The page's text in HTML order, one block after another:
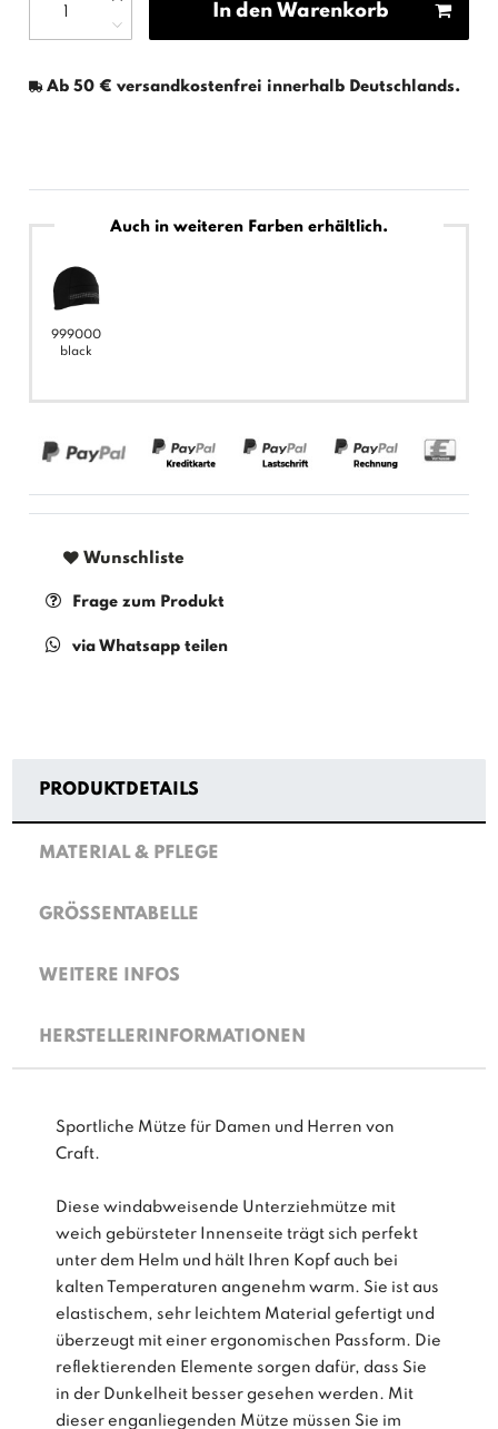
In den Warenkorb
Ab 50 € versandkostenfrei innerhalb Deutschlands.
Auch in weiteren Farben erhältlich.
999000
black
Wunschliste
Frage zum Produkt
via Whatsapp teilen
PRODUKTDETAILS
MATERIAL & PFLEGE
GRÖSSENTABELLE
WEITERE INFOS
HERSTELLERINFORMATIONEN
Sportliche Mütze für Damen und Herren von
Craft.
Diese windabweisende Unterziehmütze mit
weich gebürsteter Innenseite trägt sich perfekt
unter dem Helm und hält Ihren Kopf auch bei
kalten Temperaturen angenehm warm. Sie ist aus
elastischem, sehr leichtem Material gefertigt und
überzeugt mit einer ergonomischen Passform. Die
reflektierenden Elemente sorgen dafür, dass Sie
in der Dunkelheit besser gesehen werden. Mit
dieser enganliegenden Mütze müssen Sie im